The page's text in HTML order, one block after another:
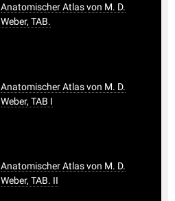
Anatomischer Atlas von M. D.
Weber, TAB.
Anatomischer Atlas von M. D.
Weber, TAB I
Anatomischer Atlas von M. D.
Weber, TAB. II